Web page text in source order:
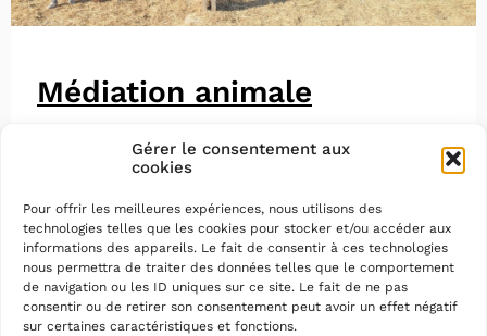
Gérer le consentement aux
cookies
Pour offrir les meilleures expériences, nous utilisons des
technologies telles que les cookies pour stocker et/ou accéder aux
informations des appareils. Le fait de consentir à ces technologies
nous permettra de traiter des données telles que le comportement
de navigation ou les ID uniques sur ce site. Le fait de ne pas
consentir ou de retirer son consentement peut avoir un effet négatif
sur certaines caractéristiques et fonctions.
Médiation animale